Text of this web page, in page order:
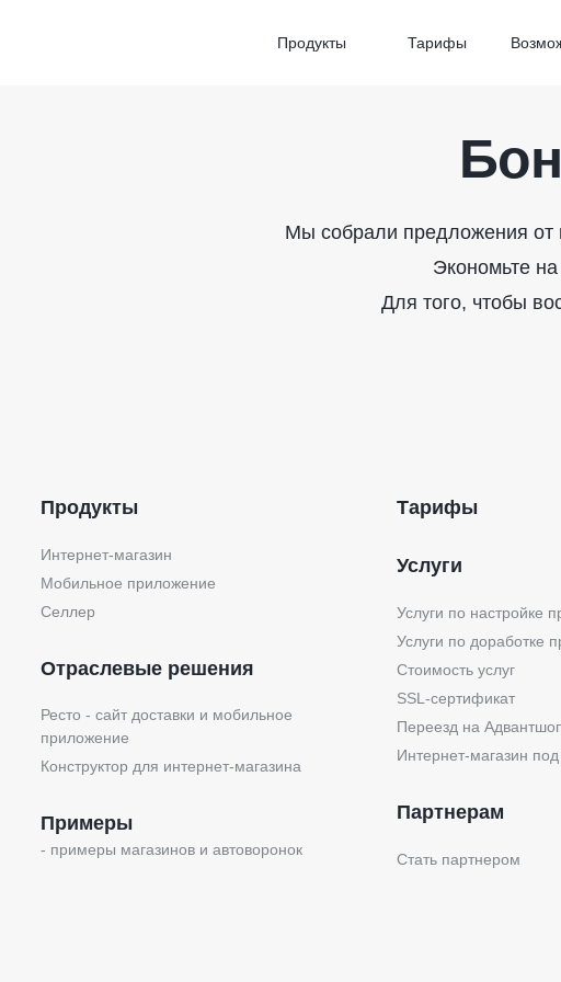
Продукты Тарифы
Мы собрали предложения от
Экономьте
Для того, чтобы
Продукты
Интернет-магазин
Мобильное приложение
Селлер
Отраслевые решения
Ресто - сайт доставки и мобильное
приложение
Конструктор для интернет-магазина
Примеры
- примеры магазинов и автоворонок
Тарифы
Услуги
Услуги по настройке
Услуги по доработке
Стоимость услуг
SSL-сертификат
Переезд на
Интернет-магазин
Партнерам
Стать партнером